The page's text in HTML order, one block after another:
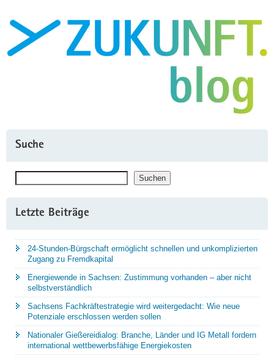
für
Technologiestandort"
Suche
Suchen Suchen
Letzte Beiträge
24-Stunden-Bürgschaft ermöglicht schnellen und unkomplizierten
Zugang zu Fremdkapital
Energiewende in Sachsen: Zustimmung vorhanden – aber nicht
selbstverständlich
Sachsens Fachkräftestrategie wird weitergedacht: Wie neue
Potenziale erschlossen werden sollen
Nationaler Gießereidialog: Branche, Länder und IG Metall fordern
international wettbewerbsfähige Energiekosten